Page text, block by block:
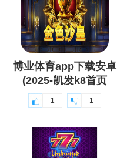
博业体育app下载安卓
(2025-凯发k8首页
1 1